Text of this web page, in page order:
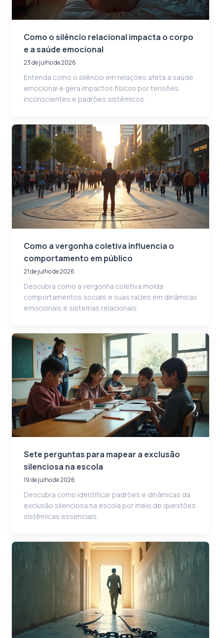
Como o silêncio relacional impacta o corpo
e a saúde emocional
23 de julho de 2026
Entenda como o silêncio em relações afeta a saúde
emocional e gera impactos físicos por tensões
inconscientes e padrões sistêmicos.
Como a vergonha coletiva influencia o
comportamento em público
21 de julho de 2026
Descubra como a vergonha coletiva molda
comportamentos sociais e suas raízes em dinâmicas
emocionais e sistemas relacionais.
Sete perguntas para mapear a exclusão
silenciosa na escola
19 de julho de 2026
Descubra como identificar padrões e dinâmicas da
exclusão silenciosa na escola por meio de questões
sistêmicas essenciais.